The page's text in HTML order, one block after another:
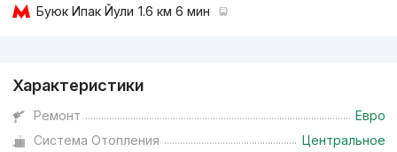
от18.5 млн сум
Сдан 2022,Риэлтор
Буюк Ипак Йули 1.6 км 6 мин
Характеристики
Ремонт
Евро
Система Отопления
Центральное